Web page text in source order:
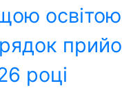
освітою
році